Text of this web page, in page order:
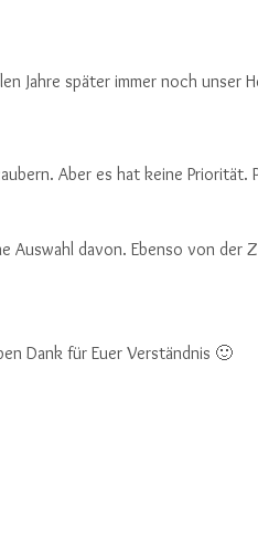
Jahre später immer noch unser
Aber es hat keine Priorität.
Auswahl davon. Ebenso von der
Dank für Euer Verständnis 🙂